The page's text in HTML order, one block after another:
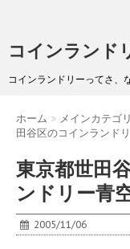
コインランド
コインランドリーってさ、
ホーム > メインカテゴ
田谷区のコインランド
東京都世田
ンドリー青
2005/11/06